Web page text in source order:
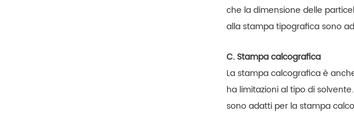
che la dimensione delle
alla stampa tipografica sono
C. Stampa calcografica
La stampa calcografica è
ha limitazioni al tipo di
sono adatti per la stampa